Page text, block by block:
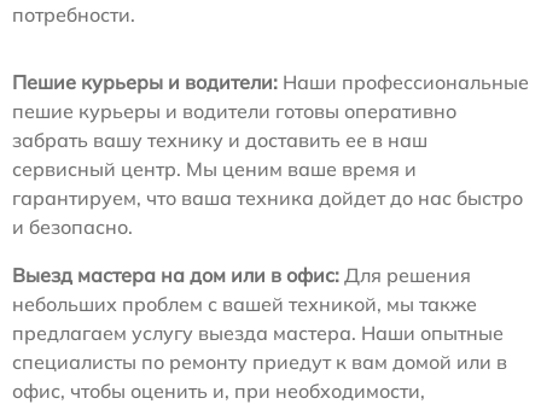
потребности.
Пешие курьеры и водители: Наши профессиональные
пешие курьеры и водители готовы оперативно
забрать вашу технику и доставить ее в наш
сервисный центр. Мы ценим ваше время и
гарантируем, что ваша техника дойдет до нас быстро
и безопасно.
Выезд мастера на дом или в офис: Для решения
небольших проблем с вашей техникой, мы также
предлагаем услугу выезда мастера. Наши опытные
специалисты по ремонту приедут к вам домой или в
офис, чтобы оценить и, при необходимости,